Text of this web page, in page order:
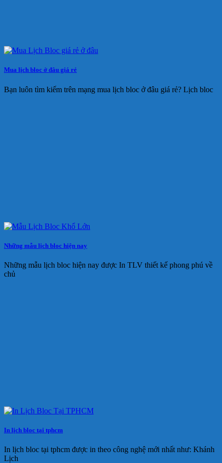
Mua lịch bloc ở đâu giá rẻ
Bạn luôn tìm kiếm trên mạng mua lịch bloc ở đâu giá rẻ? Lịch bloc
Những mẫu lịch bloc hiện nay
Những mẫu lịch bloc hiện nay được In TLV thiết kế phong phú về
chủ
In lịch bloc tại tphcm
In lịch bloc tại tphcm được in theo công nghệ mới nhất như: Khánh
Lịch